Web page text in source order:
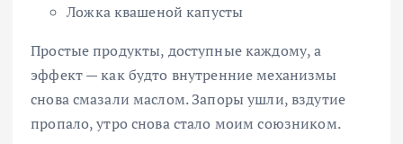
Ложка квашеной капусты
Простые продукты, доступные каждому, а
эффект — как будто внутренние механизмы
снова смазали маслом. Запоры ушли, вздутие
пропало, утро снова стало моим союзником.